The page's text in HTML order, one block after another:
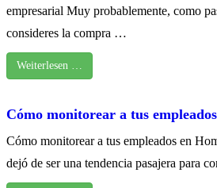
empresarial Muy probablemente, como
consideres la compra …
Weiterlesen …
Cómo monitorear a tus
Cómo monitorear a tus empleados en
dejó de ser una tendencia pasajera para